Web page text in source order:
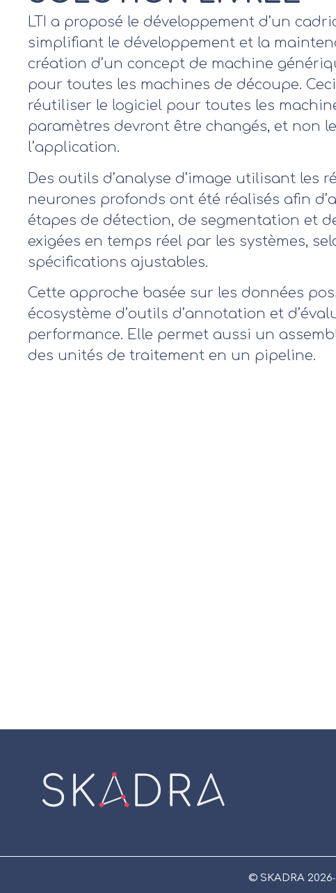
LTI a proposé le développement d’un
simplifiant le développement et la
création d’un concept de machine
pour toutes les machines de découpe.
réutiliser le logiciel pour toutes les
paramètres devront être changés, et non
l’application.
Des outils d’analyse d’image utilisant les
neurones profonds ont été réalisés afin
étapes de détection, de segmentation et
exigées en temps réel par les systèmes,
spécifications ajustables.
Cette approche basée sur les données
écosystème d’outils d’annotation et
performance. Elle permet aussi un
des unités de traitement en un pipeline.
© SKADRA 2026